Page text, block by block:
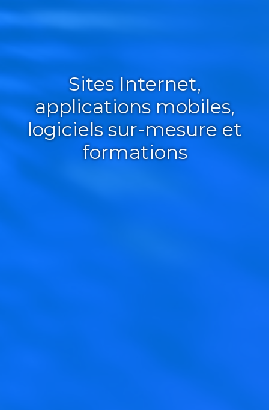
Sites Internet,
applications mobiles,
logiciels sur-mesure et
formations